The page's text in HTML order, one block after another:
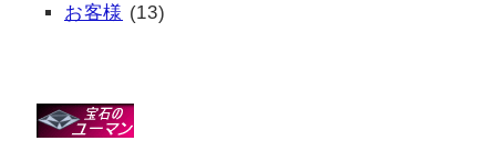
お客様 (13)